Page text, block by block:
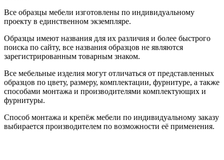
Все образцы мебели изготовлены по индивидуальному
проекту в единственном экземпляре.
Образцы имеют названия для их различия и более быстрого
поиска по сайту, все названия образцов не являются
зарегистрированным товарным знаком.
Все мебельные изделия могут отличаться от представленных
образцов по цвету, размеру, комплектации, фурнитуре, а также
способами монтажа и производителями комплектующих и
фурнитуры.
Способ монтажа и крепёж мебели по индивидуальному заказу
выбирается производителем по возможности её применения.